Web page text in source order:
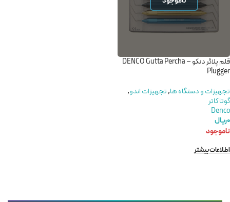
قلم پلاگر دنکو – DENCO Gutta Percha
Plugger
تجهیزات و دستگاه ها,تجهیزات اندو,
گوتا کاتر
Denco
۰ریال
ناموجود
اطلاعات بیشتر